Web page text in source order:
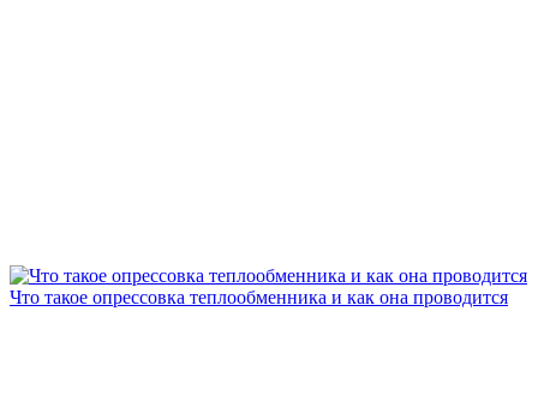
Что такое опрессовка теплообменника и как она проводится